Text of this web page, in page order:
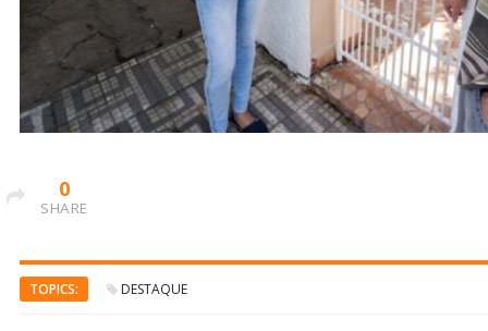
0
SHARE
TOPICS: DESTAQUE